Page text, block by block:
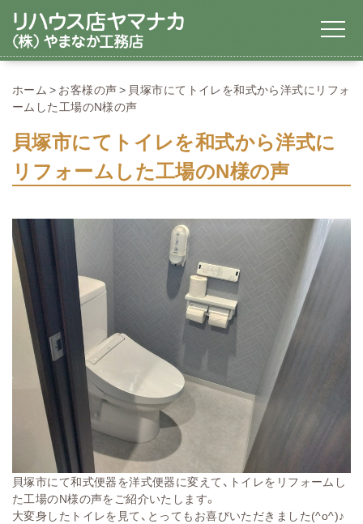
ホーム お客様の声
貝塚市にてトイレを和式から洋式にリフォ
ームした工場のN様の声
貝塚市にてトイレを和式から洋式に
リフォームした工場のN様の声
貝塚市にて和式便器を洋式便器に変えて、トイレをリフォームし
た工場のN様の声をご紹介いたします。
大変身したトイレを見て、とってもお喜びいただきました(^o^)♪